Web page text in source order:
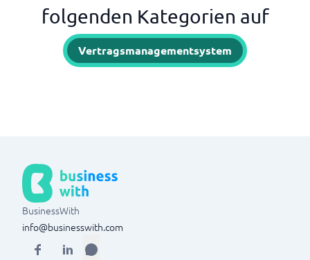
folgenden Kategorien auf
Vertragsmanagementsystem
BusinessWith
info@businesswith.com